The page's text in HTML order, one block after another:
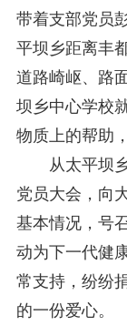
带着支部党员
平坝乡距离丰
道路崎岖、路
坝乡中心学校
物质上的帮助
从太平坝乡
党员大会，向
基本情况，号
动为下一代健
常支持，纷纷
的一份爱心。